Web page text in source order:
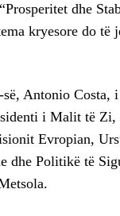
dhe
kryesore do të
Antonio Costa,
i Malit të
Evropian,
dhe Politikë të